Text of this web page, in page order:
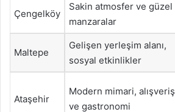
Çengelköy
Sakin atmosfer ve güzel
manzaralar
Maltepe
Gelişen yerleşim alanı,
sosyal etkinlikler
Ataşehir
Modern mimari, alışveriş
ve gastronomi